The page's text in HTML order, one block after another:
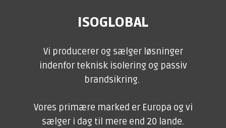
ISOGLOBAL
Vi producerer og sælger løsninger
indenfor teknisk isolering og passiv
brandsikring.
Vores primære marked er Europa og vi
sælger i dag til mere end 20 lande.